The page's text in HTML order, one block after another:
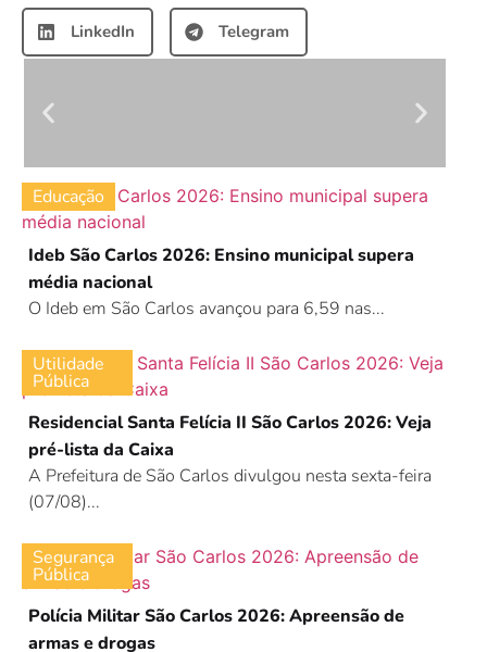
LinkedIn Telegram
Educação
Ideb São Carlos 2026: Ensino municipal supera
média nacional
O Ideb em São Carlos avançou para 6,59 nas...
Utilidade
Pública
Residencial Santa Felícia II São Carlos 2026: Veja
pré-lista da Caixa
A Prefeitura de São Carlos divulgou nesta sexta-feira
(07/08)...
Segurança
Pública
Polícia Militar São Carlos 2026: Apreensão de
armas e drogas